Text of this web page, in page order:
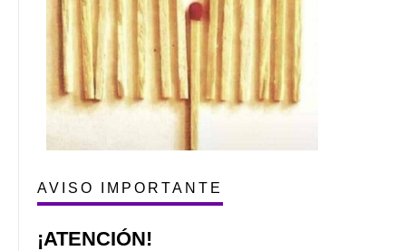
AVISO IMPORTANTE
¡ATENCIÓN!